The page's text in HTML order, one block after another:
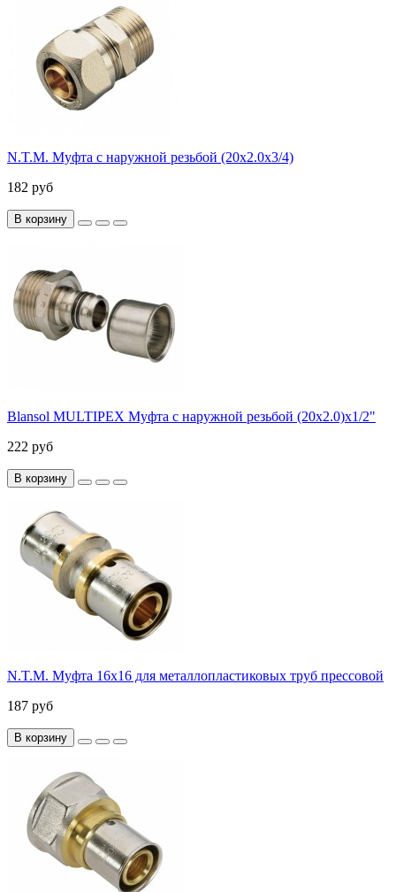
N.T.M. Муфта с наружной резьбой (20х2.0х3/4)
182 руб
В корзину
Blansol MULTIPEX Муфта с наружной резьбой (20х2.0)х1/2"
222 руб
В корзину
N.T.M. Муфта 16x16 для металлопластиковых труб прессовой
187 руб
В корзину